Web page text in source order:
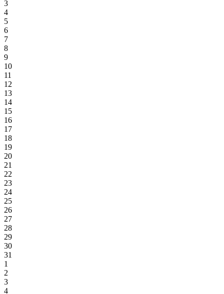
3
4
5
6
7
8
9
10
11
12
13
14
15
16
17
18
19
20
21
22
23
24
25
26
27
28
29
30
31
1
2
3
4